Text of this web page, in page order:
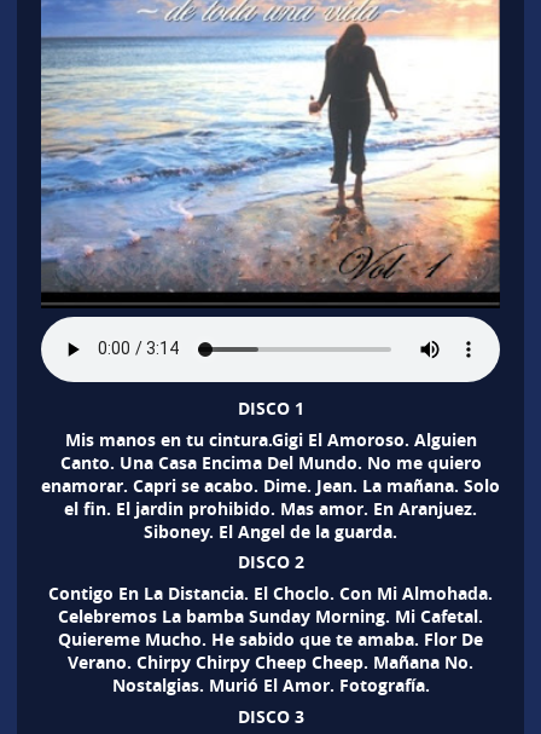
DISCO 1
Mis manos en tu cintura.Gigi El Amoroso. Alguien
Canto. Una Casa Encima Del Mundo. No me quiero
enamorar. Capri se acabo. Dime. Jean. La mañana. Solo
el fin. El jardin prohibido. Mas amor. En Aranjuez.
Siboney. El Angel de la guarda.
DISCO 2
Contigo En La Distancia. El Choclo. Con Mi Almohada.
Celebremos La bamba Sunday Morning. Mi Cafetal.
Quiereme Mucho. He sabido que te amaba. Flor De
Verano. Chirpy Chirpy Cheep Cheep. Mañana No.
Nostalgias. Murió El Amor. Fotografía.
DISCO 3